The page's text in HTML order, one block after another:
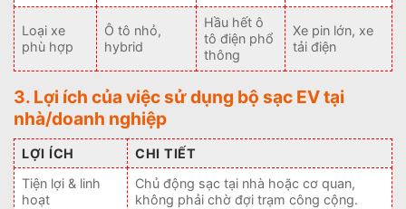
Loại xe
phù hợp
Ô tô nhỏ,
hybrid
Hầu hết ô
tô điện phổ
thông
Xe pin lớn, xe
tải điện
3. Lợi ích của việc sử dụng bộ sạc EV tại
nhà/doanh nghiệp
LỢI ÍCH
CHI TIẾT
Tiện lợi & linh
hoạt
Chủ động sạc tại nhà hoặc cơ quan,
không phải chờ đợi trạm công cộng.